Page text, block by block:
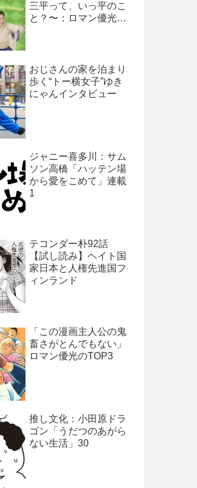
三平って、いっ平のこ
と？〜：ロマン優光連
おじさんの家を泊まり
歩く“トー横女子”ゆき
にゃんインタビュー
ジャニー喜多川：サム
ソン高橋「ハッテン場
から愛をこめて」連載
1
テコンダー朴92話
【試し読み】ヘイト国
家日本と人権先進国フ
ィンランド
「この漫画主人公の鬼
畜さがとんでもない」
ロマン優光のTOP3
推し文化：小田原ドラ
ゴン「うだつのあがら
ない生活」30